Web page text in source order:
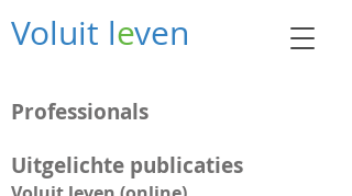
Voluit leven
Professionals
Uitgelichte publicaties